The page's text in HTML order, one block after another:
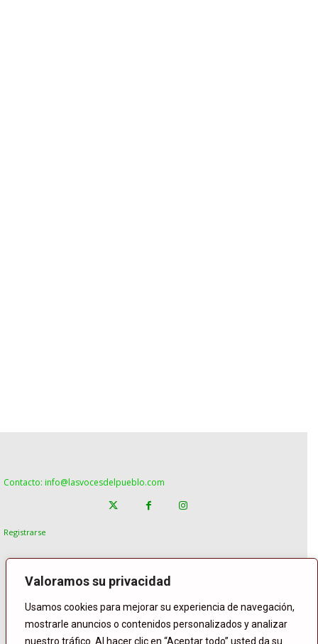
Valoramos su privacidad
Usamos cookies para mejorar su experiencia de navegación,
mostrarle anuncios o contenidos personalizados y analizar
nuestro tráfico. Al hacer clic en “Aceptar todo” usted da su
Contacto: info@lasvocesdelpueblo.com
Registrarse